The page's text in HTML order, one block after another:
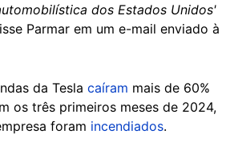
dos Estados Unidos'
Parmar em um e-mail enviado à
da Tesla caíram mais de 60%
os três primeiros meses de 2024,
foram incendiados.